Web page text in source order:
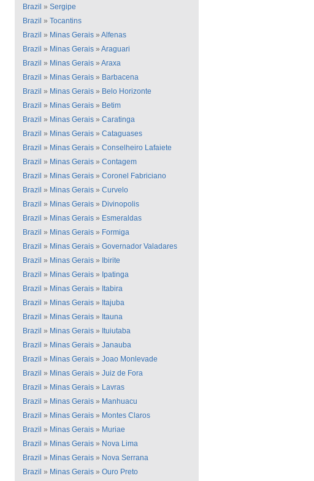
Brazil » Sergipe
Brazil » Tocantins
Brazil » Minas Gerais » Alfenas
Brazil » Minas Gerais » Araguari
Brazil » Minas Gerais » Araxa
Brazil » Minas Gerais » Barbacena
Brazil » Minas Gerais » Belo Horizonte
Brazil » Minas Gerais » Betim
Brazil » Minas Gerais » Caratinga
Brazil » Minas Gerais » Cataguases
Brazil » Minas Gerais » Conselheiro Lafaiete
Brazil » Minas Gerais » Contagem
Brazil » Minas Gerais » Coronel Fabriciano
Brazil » Minas Gerais » Curvelo
Brazil » Minas Gerais » Divinopolis
Brazil » Minas Gerais » Esmeraldas
Brazil » Minas Gerais » Formiga
Brazil » Minas Gerais » Governador Valadares
Brazil » Minas Gerais » Ibirite
Brazil » Minas Gerais » Ipatinga
Brazil » Minas Gerais » Itabira
Brazil » Minas Gerais » Itajuba
Brazil » Minas Gerais » Itauna
Brazil » Minas Gerais » Ituiutaba
Brazil » Minas Gerais » Janauba
Brazil » Minas Gerais » Joao Monlevade
Brazil » Minas Gerais » Juiz de Fora
Brazil » Minas Gerais » Lavras
Brazil » Minas Gerais » Manhuacu
Brazil » Minas Gerais » Montes Claros
Brazil » Minas Gerais » Muriae
Brazil » Minas Gerais » Nova Lima
Brazil » Minas Gerais » Nova Serrana
Brazil » Minas Gerais » Ouro Preto